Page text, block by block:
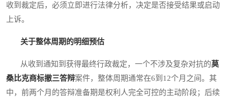
收到裁定后，必须立即进行法律分析，决定是否接受结果或启动
上诉。
关于整体周期的明细预估
从收到通知到获得最终行政裁定，一个不涉及复杂对抗的莫
桑比克商标撤三答辩案件，整体周期通常在6到12个月之间。其
中，前两个月的答辩准备期是权利人完全可控的主动阶段；后续